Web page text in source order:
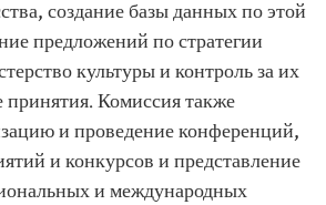
создание базы данных по этой
предложений по стратегии
культуры и контроль за их
принятия. Комиссия также
и проведение конференций,
и конкурсов и представление
и международных